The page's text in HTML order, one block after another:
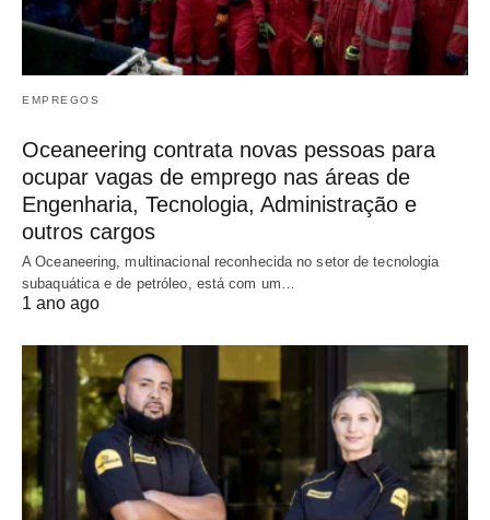
EMPREGOS
Oceaneering contrata novas pessoas para
ocupar vagas de emprego nas áreas de
Engenharia, Tecnologia, Administração e
outros cargos
A Oceaneering, multinacional reconhecida no setor de tecnologia
subaquática e de petróleo, está com um…
1 ano ago